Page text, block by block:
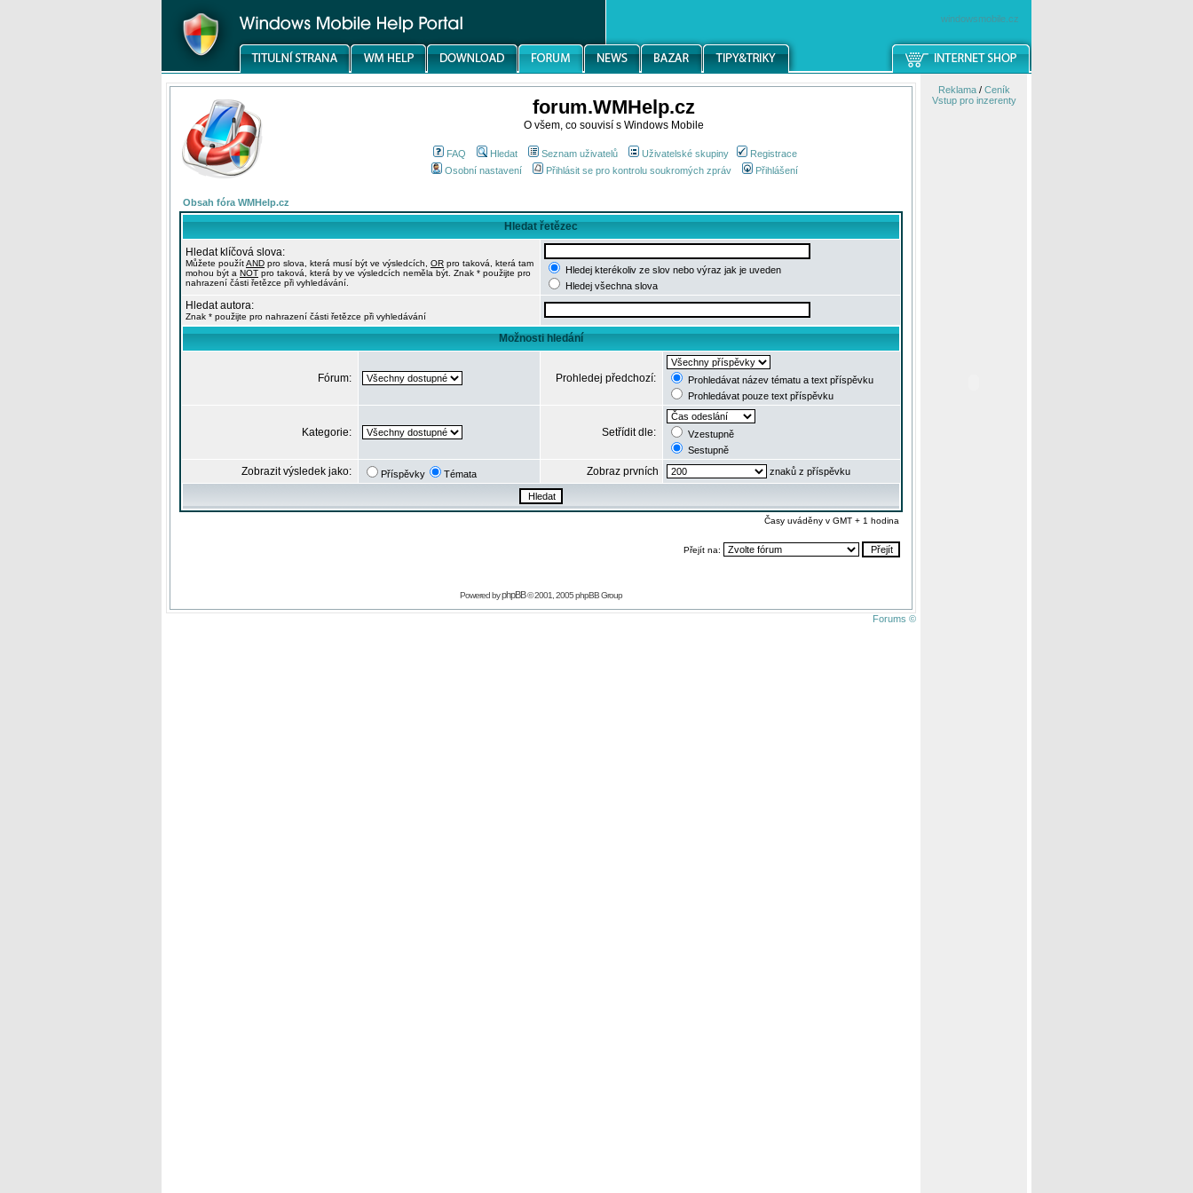
windowsmobile.cz
forum.WMHelp.cz
O všem, co souvisí s Windows Mobile
FAQ Hledat Seznam uživatelů Uživatelské skupiny
Registrace
Osobní nastavení
Přihlásit se pro kontrolu soukromých zpráv Přihlášení
Obsah fóra WMHelp.cz
Hledat řetězec
Hledat klíčová slova:
Můžete použítAND pro slova, která musí být ve výsledcích, OR pro taková, která tam
mohou být a NOT pro taková, která by ve výsledcích neměla být. Znak * použijte pro
nahrazení části řetězce při vyhledávání.
Hledej kterékoliv ze slov nebo výraz jak je uveden
Hledej všechna slova
Hledat autora:
Znak * použijte pro nahrazení části řetězce při vyhledávání
Možnosti hledání
Fórum: Prohledej předchozí:
Prohledávat název tématu a text příspěvku
Prohledávat pouze text příspěvku
Kategorie: Setřídit dle:
Vzestupně
Sestupně
Zobrazit výsledek jako: Příspěvky Témata Zobraz prvních znaků z příspěvku
Časy uváděny v GMT + 1 hodina
Přejít na:
Powered byphpBB© 2001, 2005 phpBB Group
Forums ©
Reklama/ Ceník
Vstup pro inzerenty